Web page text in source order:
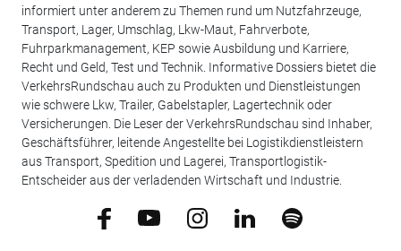
informiert unter anderem zu Themen rund um Nutzfahrzeuge,
Transport, Lager, Umschlag, Lkw-Maut, Fahrverbote,
Fuhrparkmanagement, KEP sowie Ausbildung und Karriere,
Recht und Geld, Test und Technik. Informative Dossiers bietet die
VerkehrsRundschau auch zu Produkten und Dienstleistungen
wie schwere Lkw, Trailer, Gabelstapler, Lagertechnik oder
Versicherungen. Die Leser der VerkehrsRundschau sind Inhaber,
Geschäftsführer, leitende Angestellte bei Logistikdienstleistern
aus Transport, Spedition und Lagerei, Transportlogistik-
Entscheider aus der verladenden Wirtschaft und Industrie.